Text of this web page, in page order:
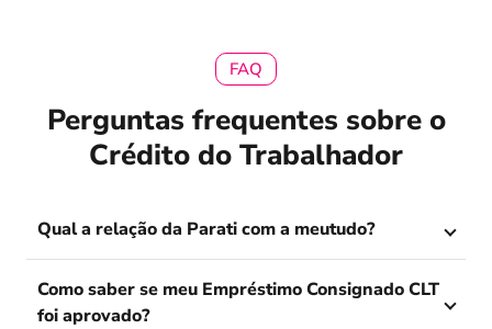
FAQ
Perguntas frequentes sobre o
Crédito do Trabalhador
Qual a relação da Parati com a meutudo?
Como saber se meu Empréstimo Consignado CLT
foi aprovado?